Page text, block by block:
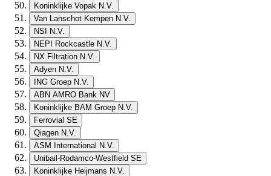
Koninklijke Vopak N.V.
Van Lanschot Kempen N.V.
NSI N.V.
NEPI Rockcastle N.V.
NX Filtration N.V.
Adyen N.V.
ING Groep N.V.
ABN AMRO Bank NV
Koninklijke BAM Groep N.V.
Ferrovial SE
Qiagen N.V.
ASM International N.V.
Unibail-Rodamco-Westfield SE
Koninklijke Heijmans N.V.